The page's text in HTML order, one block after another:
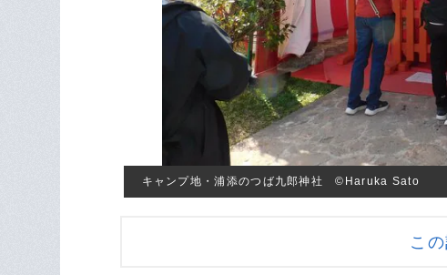
キャンプ地・浦添のつば九郎神社 ©Haruka Sato
こ